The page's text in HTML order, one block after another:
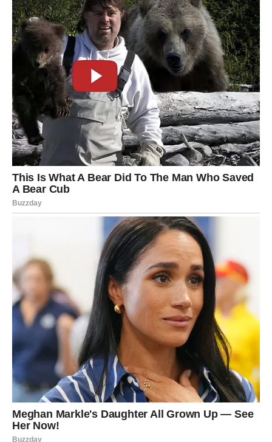
Ako partner izbjegava razgovore o budućnosti, mijenja
temu kada spomeneš zajedničke planove ili govori samo
o sebi bez da te uključi u svoje planove, to može biti znak
da više ne vidi vašu zajedničku budućnost.
To je jedan od najtežih, ali i najjasnijih pokazatelja
promjene osjećanja.
Stalno te kritikuje
Kada nekoga volimo, prihvatamo njegove mane.
Naravno da niko nije savršen, ali ljubav nam pomaže da
razumijemo i oprostimo sitne nedostatke.
Kada osjećanja oslabe, osoba često počinje da primjećuje
samo ono što joj smeta. Sve što radiš postaje pogrešno.
Način na koji govoriš, izgledaš ili se ponašaš odjednom
postaje razlog za kritiku.
Takvo ponašanje često nije problem u tebi, nego odraz
njegovih promijenjenih osjećanja.
Ravnodušnost je zamijenila ljubav
Najveća greška je misliti da je suprotnost ljubavi mržnja.